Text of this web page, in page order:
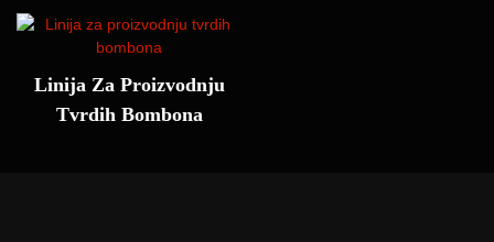
Linija Za Proizvodnju
Tvrdih Bombona